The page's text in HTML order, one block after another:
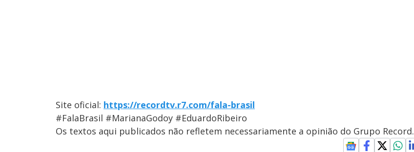
Site oficial: https://recordtv.r7.com/fala-brasil
#FalaBrasil #MarianaGodoy #EduardoRibeiro
Os textos aqui publicados não refletem necessariamente a opinião do Grupo Record.